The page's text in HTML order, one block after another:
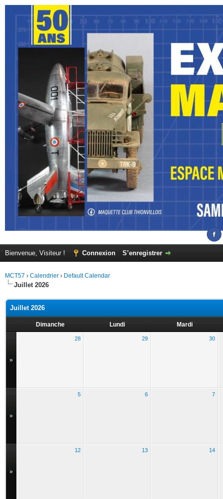
Bienvenue, Visiteur ! Connexion S’enregistrer
MCT57 › Calendrier › Default Calendar
Juillet 2026
Juillet 2026
Dimanche Lundi Mardi
»
28 29 30
»
5 6 7
»
12 13 14